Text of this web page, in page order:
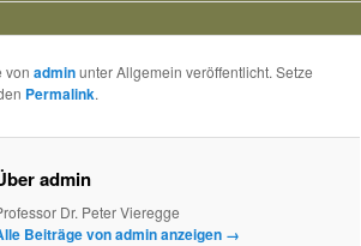
vonadminunter Allgemein veröffentlicht. Setze
Permalink.
admin
Dr. Peter Vieregge
Beiträge von admin anzeigen →